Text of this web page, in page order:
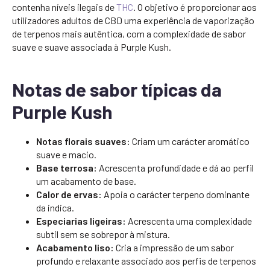
contenha níveis ilegais deTHC. O objetivo é proporcionar aos
utilizadores adultos de CBD uma experiência de vaporização
de terpenos mais autêntica, com a complexidade de sabor
suave e suave associada à Purple Kush.
Notas de sabor típicas da
Purple Kush
Notas florais suaves: Criam um carácter aromático
suave e macio.
Base terrosa: Acrescenta profundidade e dá ao perfil
um acabamento de base.
Calor de ervas: Apoia o carácter terpeno dominante
da indica.
Especiarias ligeiras: Acrescenta uma complexidade
subtil sem se sobrepor à mistura.
Acabamento liso: Cria a impressão de um sabor
profundo e relaxante associado aos perfis de terpenos